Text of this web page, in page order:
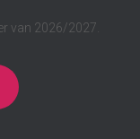
van 2026/2027.